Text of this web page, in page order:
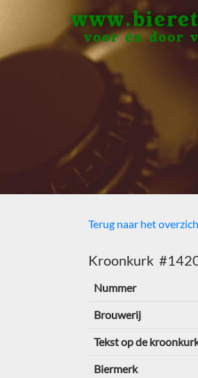
voor én door
Terug naar het
Kroonkurk
Nummer
Brouwerij
Tekst op de
Biermerk